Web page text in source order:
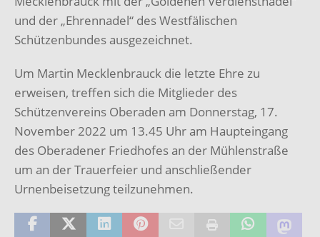
und der „Ehrennadel“ des Westfälischen
Schützenbundes ausgezeichnet.
Um Martin Mecklenbrauck die letzte Ehre zu
erweisen, treffen sich die Mitglieder des
Schützenvereins Oberaden am Donnerstag, 17.
November 2022 um 13.45 Uhr am Haupteingang
des Oberadener Friedhofes an der Mühlenstraße
um an der Trauerfeier und anschließender
Urnenbeisetzung teilzunehmen.